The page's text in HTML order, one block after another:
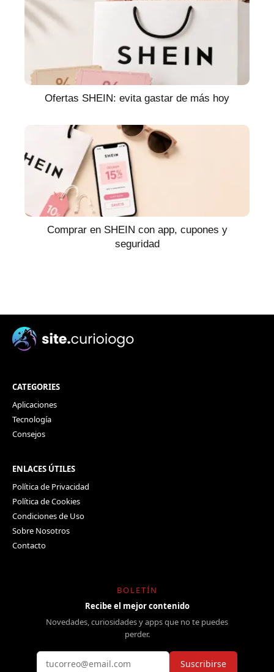
Ofertas SHEIN: evita gastar de más hoy
Comprar en SHEIN con app, cupones y
seguridad
CATEGORIES
Aplicaciones
Tecnología
Consejos
ENLACES ÚTILES
Política de Privacidad
Política de Cookies
Condiciones de Uso
Sobre Nosotros
Contacto
BOLETÍN
Recibe el mejor contenido
Novedades, curiosidades y apps que no te puedes
perder.
Suscribirse